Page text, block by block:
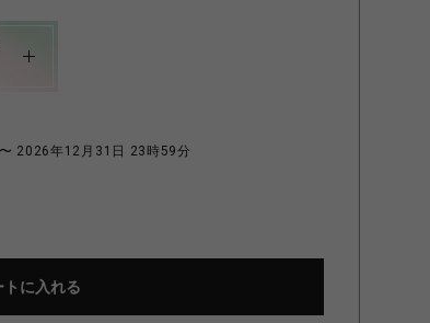
2026年12月31日 23時59分
トに入れる